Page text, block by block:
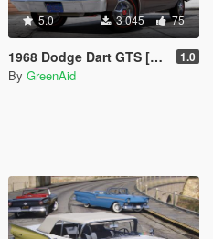
5.0 3 045 75
1968 Dodge Dart GTS [Add-On | LODs | VehFuncsV | Sound] 1.0
By GreenAid